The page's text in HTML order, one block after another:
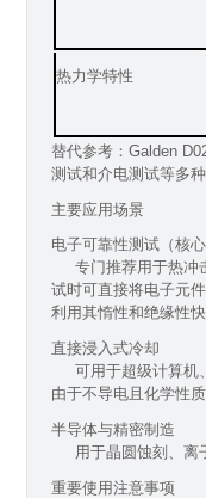
热力学特性
替代参考：Galden
测试和介电测试等多
主要应用场景
电子可靠性测试（核心
专门推荐用于热冲
试时可直接将电子元
利用其惰性和绝缘性
直接浸入式冷却
可用于超级计算机
由于不导电且化学性
半导体与精密制造
用于晶圆蚀刻、离
重要使用注意事项